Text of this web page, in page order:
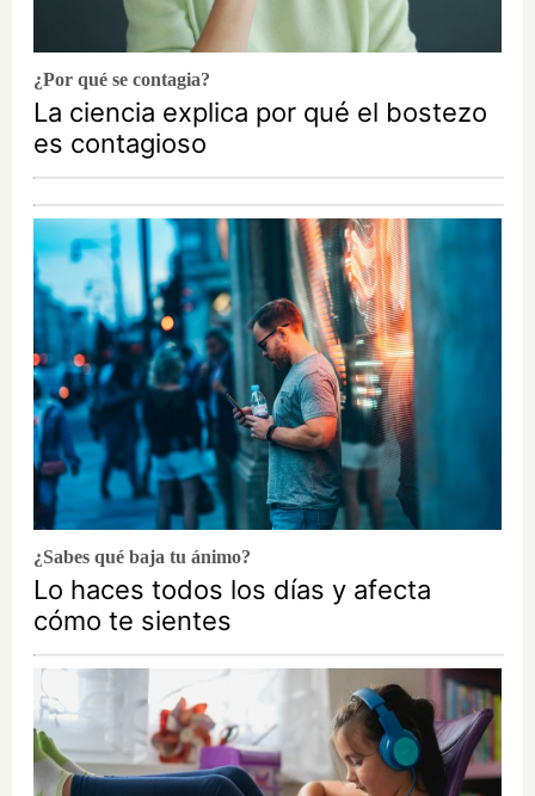
¿Por qué se contagia?
La ciencia explica por qué el bostezo
es contagioso
¿Sabes qué baja tu ánimo?
Lo haces todos los días y afecta
cómo te sientes